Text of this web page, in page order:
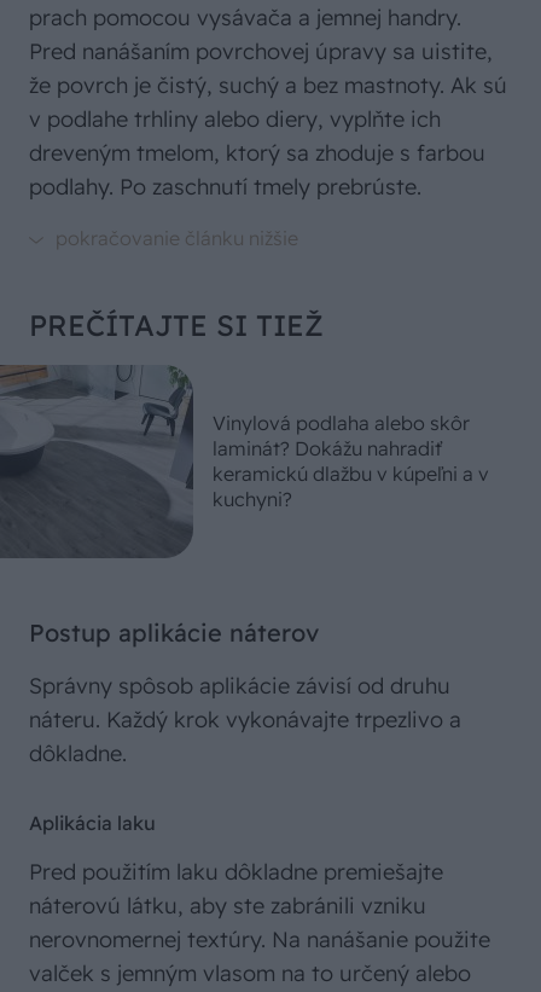
prach pomocou vysávača a jemnej handry.
Pred nanášaním povrchovej úpravy sa uistite,
že povrch je čistý, suchý a bez mastnoty. Ak sú
v podlahe trhliny alebo diery, vyplňte ich
dreveným tmelom, ktorý sa zhoduje s farbou
podlahy. Po zaschnutí tmely prebrúste.
PREČÍTAJTE SI TIEŽ
Vinylová podlaha alebo skôr
laminát? Dokážu nahradiť
keramickú dlažbu v kúpeľni a v
kuchyni?
Postup aplikácie náterov
Správny spôsob aplikácie závisí od druhu
náteru. Každý krok vykonávajte trpezlivo a
dôkladne.
Aplikácia laku
Pred použitím laku dôkladne premiešajte
náterovú látku, aby ste zabránili vzniku
nerovnomernej textúry. Na nanášanie použite
valček s jemným vlasom na to určený alebo